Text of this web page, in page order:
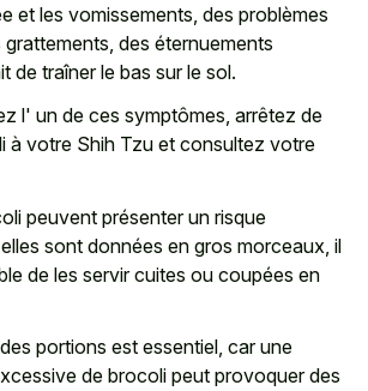
et les vomissements, des problèmes
des éternuements
de traîner le bas sur le sol.
l' un de ces symptômes, arrêtez de
à votre Shih Tzu et consultez votre
peuvent présenter un risque
sont données en gros morceaux, il
de les servir cuites ou coupées en
portions est essentiel, car une
de brocoli peut provoquer des